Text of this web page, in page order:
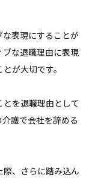
表現にすることが
な退職理由に表現
が大切です。
を退職理由として
護で会社を辞める
、さらに踏み込ん